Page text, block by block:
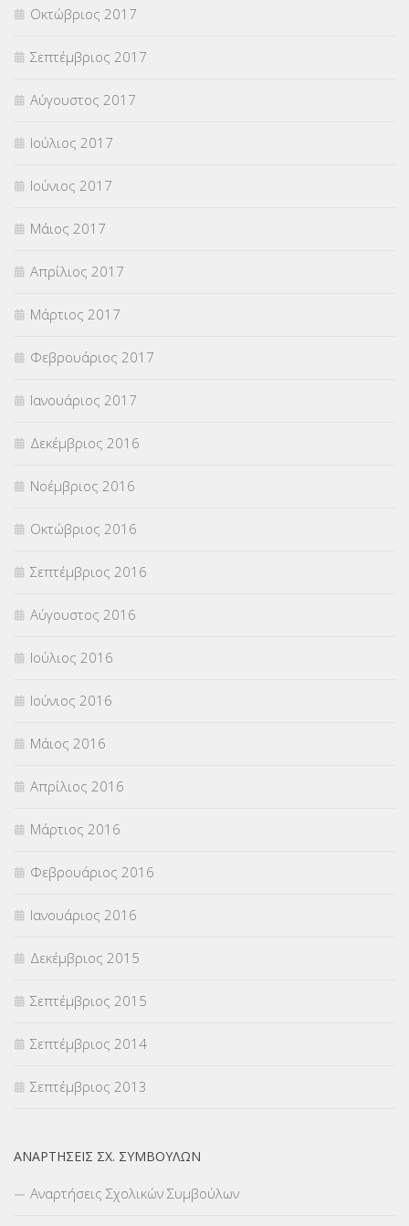
Οκτώβριος 2017
Σεπτέμβριος 2017
Αύγουστος 2017
Ιούλιος 2017
Ιούνιος 2017
Μάιος 2017
Απρίλιος 2017
Μάρτιος 2017
Φεβρουάριος 2017
Ιανουάριος 2017
Δεκέμβριος 2016
Νοέμβριος 2016
Οκτώβριος 2016
Σεπτέμβριος 2016
Αύγουστος 2016
Ιούλιος 2016
Ιούνιος 2016
Μάιος 2016
Απρίλιος 2016
Μάρτιος 2016
Φεβρουάριος 2016
Ιανουάριος 2016
Δεκέμβριος 2015
Σεπτέμβριος 2015
Σεπτέμβριος 2014
Σεπτέμβριος 2013
ΑΝΑΡΤΉΣΕΙΣ ΣΧ. ΣΥΜΒΟΎΛΩΝ
Αναρτήσεις Σχολικών Συμβούλων